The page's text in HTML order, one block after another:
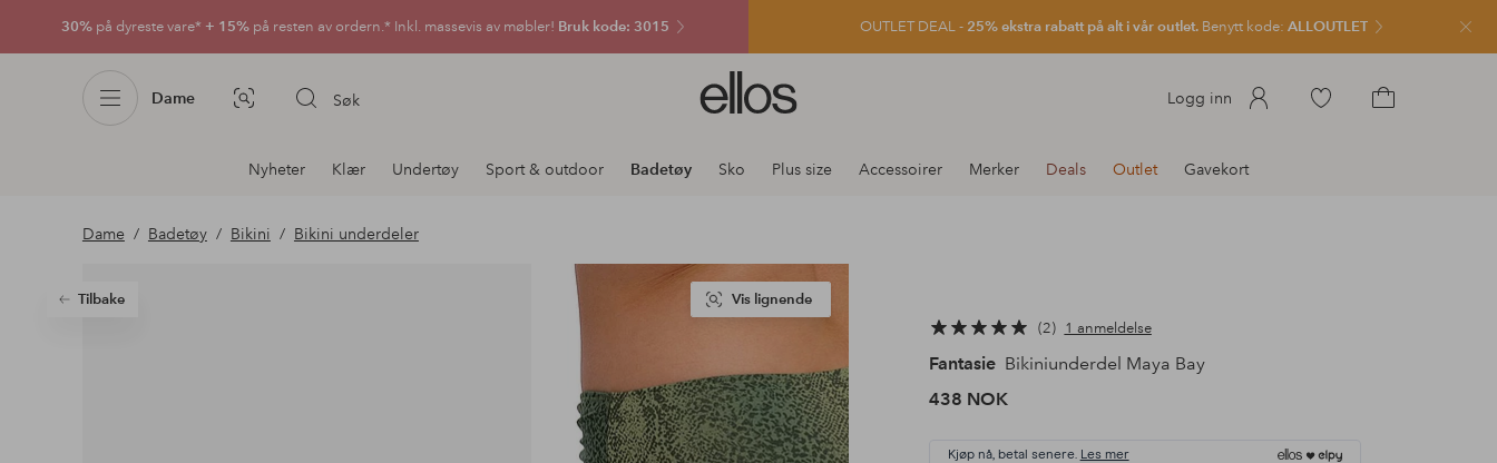
30% på dyreste vare* + 15% på resten av ordern.* Inkl. massevis av møbler! Bruk kode: 3015 OUTLET DEAL - 25% ekstra rabatt på alt i vår outlet. Benytt kode: ALLOUTLET Lukk
Dame Bildesøk Søk
Ellos
logo
gå
Logg inn
Gå
Avdelingsnavigering
Nyheter Klær Undertøy Sport & outdoor Badetøy Sko Plus size Accessoirer Merker Deals Outlet Gavekort
Dame Badetøy Bikini Bikini underdeler
Tilbake
Vis lignende
2
1 anmeldelse
Fantasie Bikiniunderdel Maya Bay
438 NOK
Kjøp nå, betal senere. Les mer